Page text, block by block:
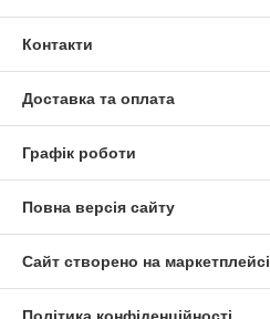
Контакти
Доставка та оплата
Графік роботи
Повна версія сайту
Сайт створено на маркетплейсі